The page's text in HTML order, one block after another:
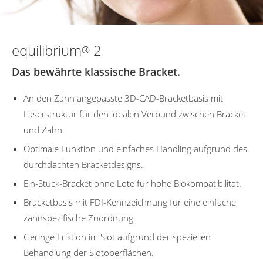
equilibrium® 2
Das bewährte klassische Bracket.
An den Zahn angepasste 3D-CAD-Bracketbasis mit
Laserstruktur für den idealen Verbund zwischen Bracket
und Zahn.
Optimale Funktion und einfaches Handling aufgrund des
durchdachten Bracketdesigns.
Ein-Stück-Bracket ohne Lote für hohe Biokompatibilität.
Bracketbasis mit FDI-Kennzeichnung für eine einfache
zahnspezifische Zuordnung.
Geringe Friktion im Slot aufgrund der speziellen
Behandlung der Slotoberflächen.